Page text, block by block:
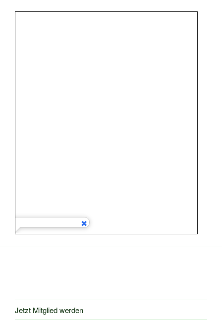
Jetzt Mitglied werden